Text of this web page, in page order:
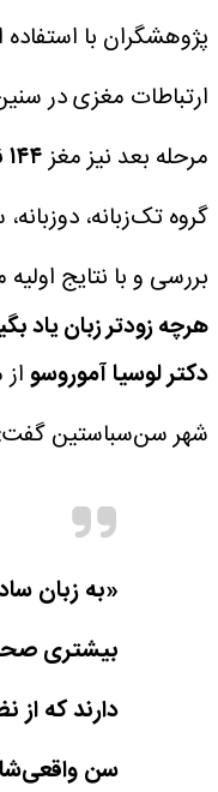
پژوهشگران با استفاده
ارتباطات مغزی در
مرحله بعد نیز مغز۱۴۴ نفر دیگر
گروه تک‌زبانه، دوزبانه،
بررسی و با نتایج
هرچه زودتر زبان یاد
دکتر لوسیا آموروسو
شهر سن‌سباستین گفت:
«به زبان
بیشتری
دارند که از
سن